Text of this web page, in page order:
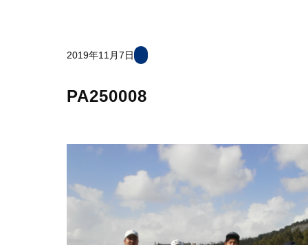
2019年11月7日
PA250008